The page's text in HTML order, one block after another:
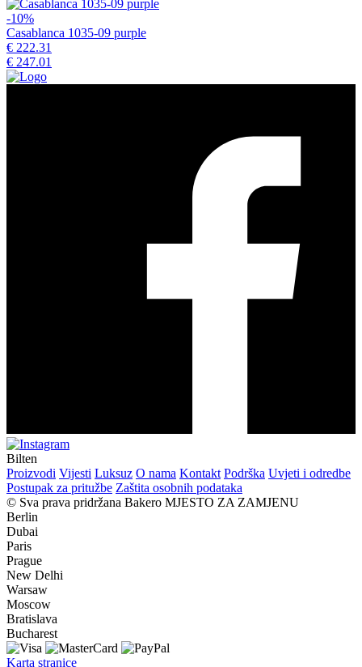
-10%
Casablanca 1035-09 purple
€ 222.31
€ 247.01
Bilten
Proizvodi Vijesti Luksuz O nama Kontakt Podrška Uvjeti i odredbe
Postupak za pritužbe Zaštita osobnih podataka
© Sva prava pridržana Bakero MJESTO ZA ZAMJENU
Berlin
Dubai
Paris
Prague
New Delhi
Warsaw
Moscow
Bratislava
Bucharest
Karta stranice